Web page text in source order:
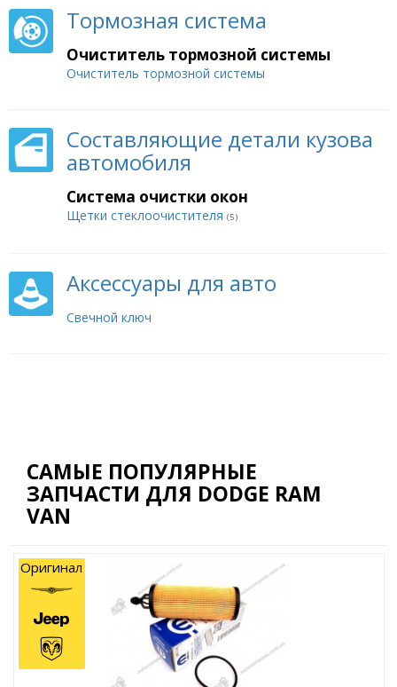
Тормозная система
Очиститель тормозной системы
Очиститель тормозной системы
Составляющие детали кузова
автомобиля
Система очистки окон
Щетки стеклоочистителя (5)
Аксессуары для авто
Свечной ключ
САМЫЕ ПОПУЛЯРНЫЕ
ЗАПЧАСТИ ДЛЯ DODGE RAM
VAN
Оригинал